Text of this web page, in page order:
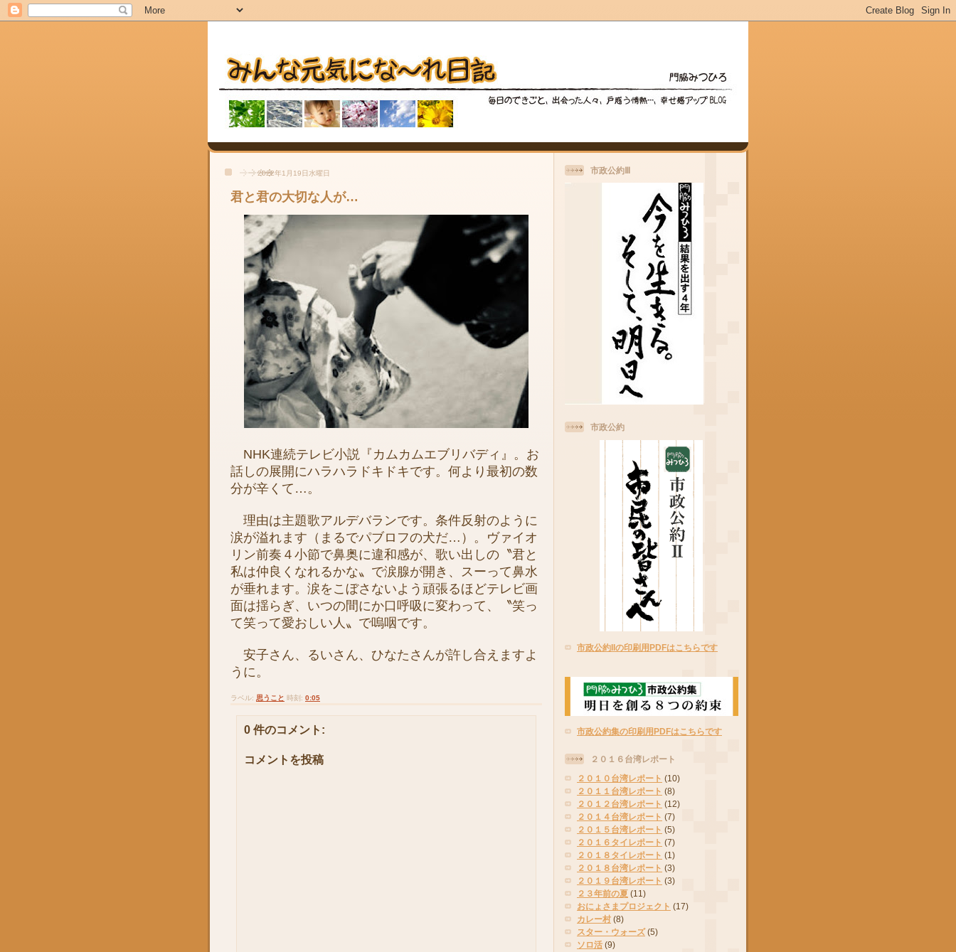
2022年1月19日水曜日
君と君の大切な人が…
NHK連続テレビ小説『カムカムエブリバディ』。お
話しの展開にハラハラドキドキです。何より最初の数
分が辛くて…。
理由は主題歌アルデバランです。条件反射のように
涙が溢れます（まるでパブロフの犬だ…）。ヴァイオ
リン前奏４小節で鼻奥に違和感が、歌い出しの〝君と
私は仲良くなれるかな〟で涙腺が開き、スーって鼻水
が垂れます。涙をこぼさないよう頑張るほどテレビ画
面は揺らぎ、いつの間にか口呼吸に変わって、〝笑っ
て笑って愛おしい人〟で嗚咽です。
安子さん、るいさん、ひなたさんが許し合えますよ
うに。
ラベル: 思うこと 時刻: 0:05
0 件のコメント:
コメントを投稿
市政公約Ⅲ
市政公約
市政公約IIの印刷用PDFはこちらです
市政公約集の印刷用PDFはこちらです
２０１６台湾レポート
２０１０台湾レポート (10)
２０１１台湾レポート (8)
２０１２台湾レポート (12)
２０１４台湾レポート (7)
２０１５台湾レポート (5)
２０１６タイレポート (7)
２０１８タイレポート (1)
２０１８台湾レポート (3)
２０１９台湾レポート (3)
２３年前の夏 (11)
おにょさまプロジェクト (17)
カレー村 (8)
スター・ウォーズ (5)
ソロ活 (9)